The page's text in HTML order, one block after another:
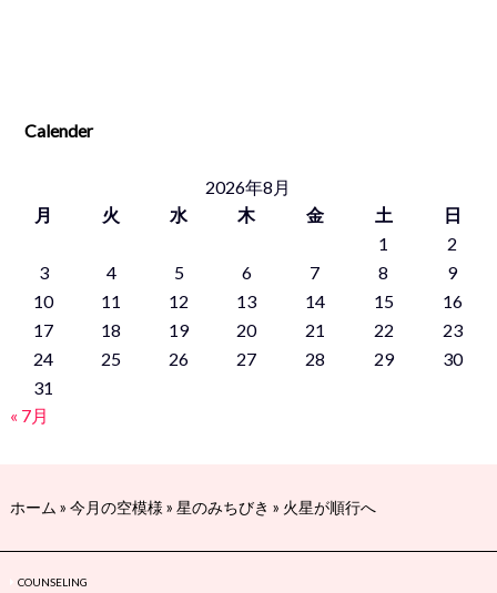
Calender
2026年8月
月
火 水 木 金 土
日
1
2
3
4 5 6 7 8
9
10
11 12 13 14 15
16
17
18 19 20 21 22
23
24
25 26 27 28 29
30
31
« 7月
ホーム » 今月の空模様 » 星のみちびき » 火星が順行へ
COUNSELING